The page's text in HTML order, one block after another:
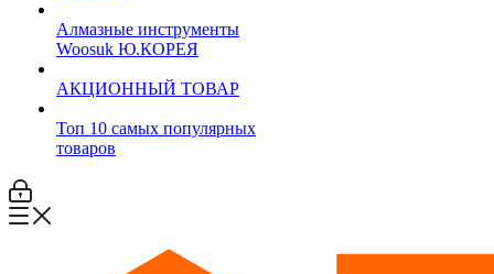
Алмазные инструменты
Woosuk Ю.КОРЕЯ
АКЦИОННЫЙ ТОВАР
Топ 10 самых популярных
товаров